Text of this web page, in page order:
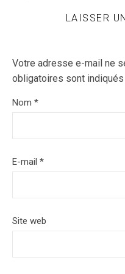
LAISSER
Votre adresse e-mail ne
obligatoires sont
Nom *
E-mail *
Site web